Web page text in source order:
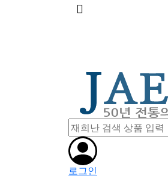
메
로그인